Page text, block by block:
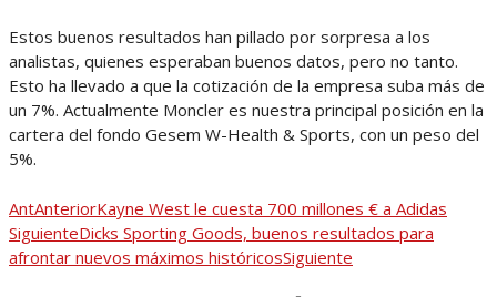
Estos buenos resultados han pillado por sorpresa a los
analistas, quienes esperaban buenos datos, pero no tanto.
Esto ha llevado a que la cotización de la empresa suba más de
un 7%. Actualmente Moncler es nuestra principal posición en la
cartera del fondo Gesem W-Health & Sports, con un peso del
5%.
AntAnteriorKayne West le cuesta 700 millones € a Adidas
SiguienteDicks Sporting Goods, buenos resultados para
afrontar nuevos máximos históricosSiguiente